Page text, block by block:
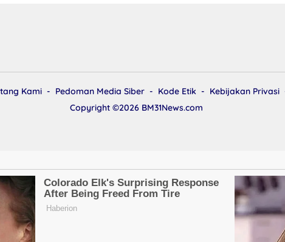
Kami Pedoman Media Siber Kode Etik Kebijakan Privasi
Copyright ©2026 BM31News.com